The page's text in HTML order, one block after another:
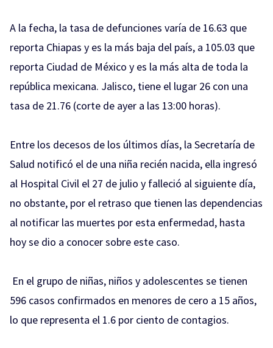
A la fecha, la tasa de defunciones varía de 16.63 que
reporta Chiapas y es la más baja del país, a 105.03 que
reporta Ciudad de México y es la más alta de toda la
república mexicana. Jalisco, tiene el lugar 26 con una
tasa de 21.76 (corte de ayer a las 13:00 horas).
Entre los decesos de los últimos días, la Secretaría de
Salud notificó el de una niña recién nacida, ella ingresó
al Hospital Civil el 27 de julio y falleció al siguiente día,
no obstante, por el retraso que tienen las dependencias
al notificar las muertes por esta enfermedad, hasta
hoy se dio a conocer sobre este caso.
En el grupo de niñas, niños y adolescentes se tienen
596 casos confirmados en menores de cero a 15 años,
lo que representa el 1.6 por ciento de contagios.